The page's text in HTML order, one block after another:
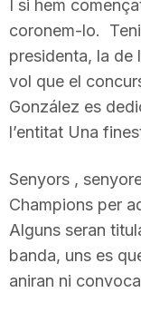
I si hem
coronem-lo.
presidenta, la de
vol que el
González es
l’entitat Una
Senyors ,
Champions per
Alguns seran
banda, uns es
aniran ni